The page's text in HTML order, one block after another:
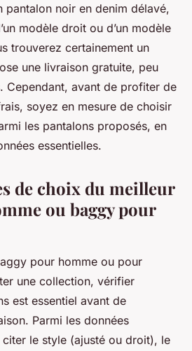
pantalon noir en denim délavé,
modèle droit ou d’un modèle
trouverez certainement un
une livraison gratuite, peu
Cependant, avant de profiter de
soyez en mesure de choisir
les pantalons proposés, en
essentielles.
de choix du meilleur
ou baggy pour
pour homme ou pour
une collection, vérifier
est essentiel avant de
Parmi les données
le style (ajusté ou droit), le